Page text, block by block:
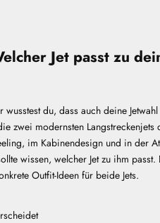
Jet passt zu
du, dass auch deine
zwei modernsten
im Kabinendesign und in der
wissen, welcher Jet zu ihm
Outfit-Ideen für beide Jets.